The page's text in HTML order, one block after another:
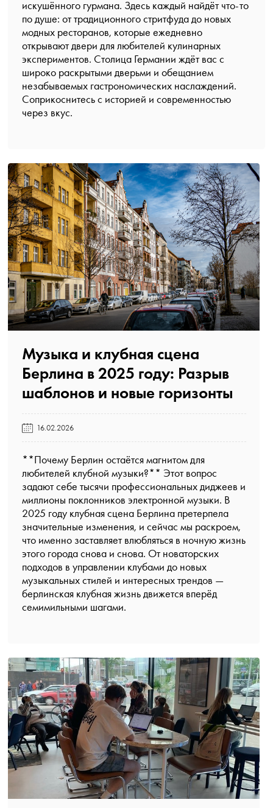
искушённого гурмана. Здесь каждый найдёт что-то
по душе: от традиционного стритфуда до новых
модных ресторанов, которые ежедневно
открывают двери для любителей кулинарных
экспериментов. Столица Германии ждёт вас с
широко раскрытыми дверьми и обещанием
незабываемых гастрономических наслаждений.
Соприкоснитесь с историей и современностью
через вкус.
Музыка и клубная сцена
Берлина в 2025 году: Разрыв
шаблонов и новые горизонты️
16.02.2026
**Почему Берлин остаётся магнитом для
любителей клубной музыки?** Этот вопрос
задают себе тысячи профессиональных диджеев и
миллионы поклонников электронной музыки. В
2025 году клубная сцена Берлина претерпела
значительные изменения, и сейчас мы раскроем,
что именно заставляет влюбляться в ночную жизнь
этого города снова и снова. От новаторских
подходов в управлении клубами до новых
музыкальных стилей и интересных трендов —
берлинская клубная жизнь движется вперёд
семимильными шагами.